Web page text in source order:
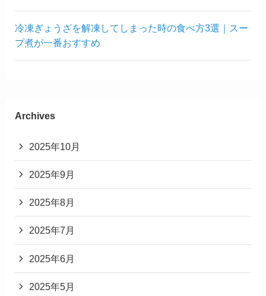
冷凍ぎょうざを解凍してしまった時の食べ方3選｜スー
プ煮が一番おすすめ
Archives
2025年10月
2025年9月
2025年8月
2025年7月
2025年6月
2025年5月